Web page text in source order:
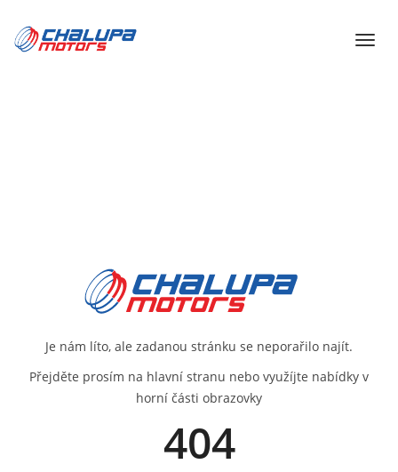
Je nám líto, ale zadanou stránku se neporařilo najít.
Přejděte prosím na hlavní stranu nebo využíjte nabídky v
horní části obrazovky
404